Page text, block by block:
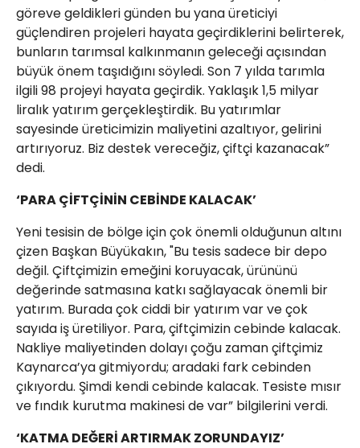
göreve geldikleri günden bu yana üreticiyi
güçlendiren projeleri hayata geçirdiklerini belirterek,
bunların tarımsal kalkınmanın geleceği açısından
büyük önem taşıdığını söyledi. Son 7 yılda tarımla
ilgili 98 projeyi hayata geçirdik. Yaklaşık 1,5 milyar
liralık yatırım gerçekleştirdik. Bu yatırımlar
sayesinde üreticimizin maliyetini azaltıyor, gelirini
artırıyoruz. Biz destek vereceğiz, çiftçi kazanacak”
dedi.
‘PARA ÇİFTÇİNİN CEBİNDE KALACAK’
Yeni tesisin de bölge için çok önemli olduğunun altını
çizen Başkan Büyükakın, "Bu tesis sadece bir depo
değil. Çiftçimizin emeğini koruyacak, ürününü
değerinde satmasına katkı sağlayacak önemli bir
yatırım. Burada çok ciddi bir yatırım var ve çok
sayıda iş üretiliyor. Para, çiftçimizin cebinde kalacak.
Nakliye maliyetinden dolayı çoğu zaman çiftçimiz
Kaynarca’ya gitmiyordu; aradaki fark cebinden
çıkıyordu. Şimdi kendi cebinde kalacak. Tesiste mısır
ve fındık kurutma makinesi de var” bilgilerini verdi.
‘KATMA DEĞERİ ARTIRMAK ZORUNDAYIZ’